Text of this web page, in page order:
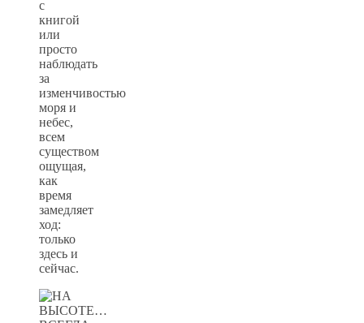
с
книгой
или
просто
наблюдать
за
изменчивостью
моря и
небес,
всем
существом
ощущая,
как
время
замедляет
ход:
только
здесь и
сейчас.